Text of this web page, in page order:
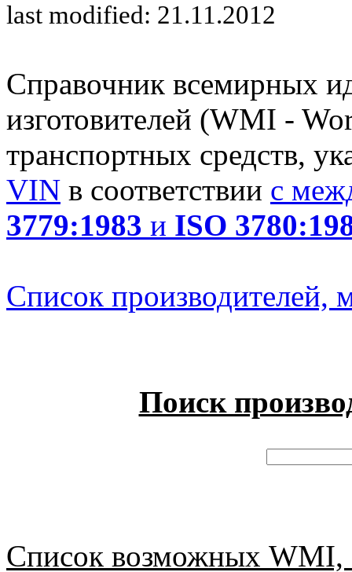
last modified: 21.11.2012
Справочник всемирных
изготовителей (WMI -
транспортных средств,
VIN в соответствии с
3779:1983 и ISO
Список производителей,
Поиск
Список возможных